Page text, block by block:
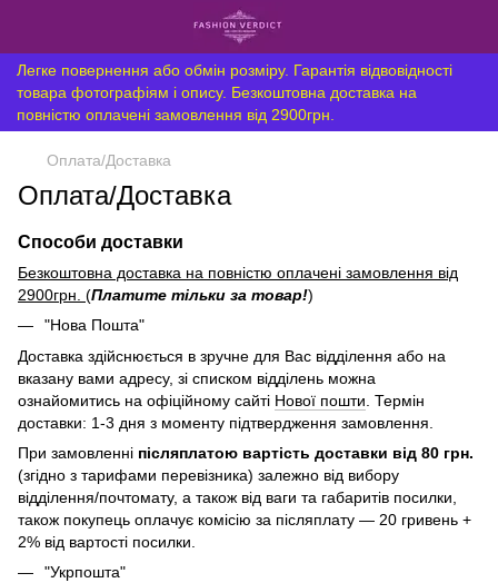
Легке повернення або обмін розміру. Гарантія відвовідності
товара фотографіям і опису. Безкоштовна доставка на
повністю оплачені замовлення від 2900грн.
Оплата/Доставка
Оплата/Доставка
Способи доставки
Безкоштовна доставка на повністю оплачені замовлення від
2900грн. (Платите тільки за товар!)
"Нова Пошта"
Доставка здійснюється в зручне для Вас відділення або на
вказану вами адресу, зі списком відділень можна
ознайомитись на офіційному сайті Нової пошти. Термін
доставки: 1-3 дня з моменту підтвердження замовлення.
При замовленні післяплатою вартість доставки від 80 грн.
(згідно з тарифами перевізника) залежно від вибору
відділення/почтомату, а також від ваги та габаритів посилки,
також покупець оплачує комісію за післяплату — 20 гривень +
2% від вартості посилки.
"Укрпошта"